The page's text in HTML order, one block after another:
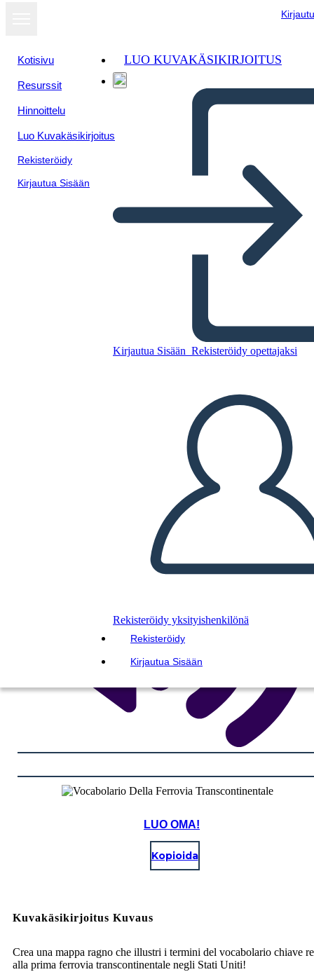
Kotisivu
Resurssit
Hinnoittelu
Luo Kuvakäsikirjoitus
Rekisteröidy
Kirjautua Sisään
LUO KUVAKÄSIKIRJOITUS
Kirjautua Sisään Rekisteröidy opettajaksi
Rekisteröidy yksityishenkilönä
Rekisteröidy
Kirjautua Sisään
Transcontinentale
LUO KUVAKÄSIKIRJOITUS
TOISTA DIAESITYS
LUE MINULLE
LUO OMA!
Kopioida
Kuvakäsikirjoitus Kuvaus
Crea una mappa ragno che illustri i termini del vocabolario chiave
alla prima ferrovia transcontinentale negli Stati Uniti!